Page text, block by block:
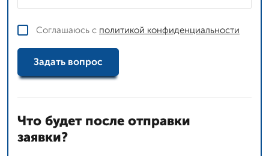
Соглашаюсь с политикой конфиденциальности
Задать вопрос
Что будет после отправки
заявки?